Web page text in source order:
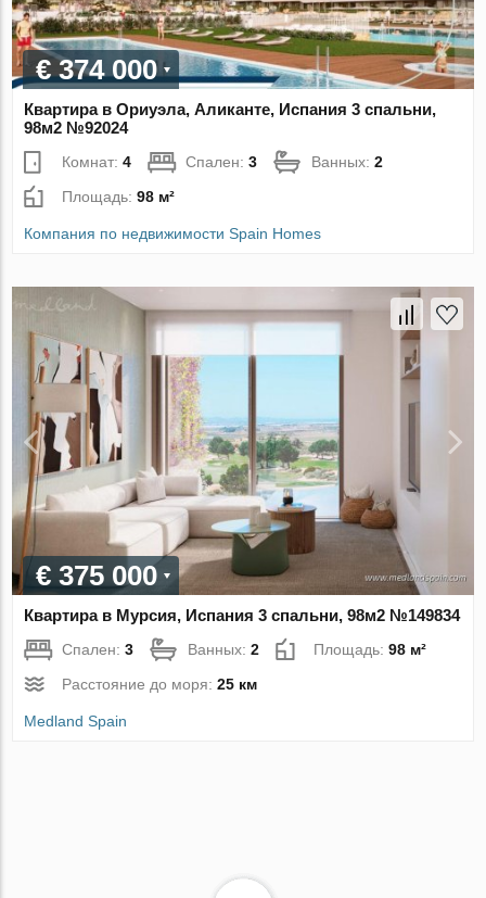
€ 374 000
Квартира в Ориуэла, Аликанте, Испания 3 спальни,
98м2 №92024
Комнат:4 Спален:3 Ванных:2
Площадь:98 м²
Компания по недвижимости Spain Homes
€ 375 000
Квартира в Мурсия, Испания 3 спальни, 98м2 №149834
Спален:3 Ванных:2 Площадь:98 м²
Расстояние до моря:25 км
Medland Spain